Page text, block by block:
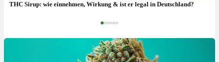
THC Sirup: wie einnehmen, Wirkung & ist er legal in Deutschland?